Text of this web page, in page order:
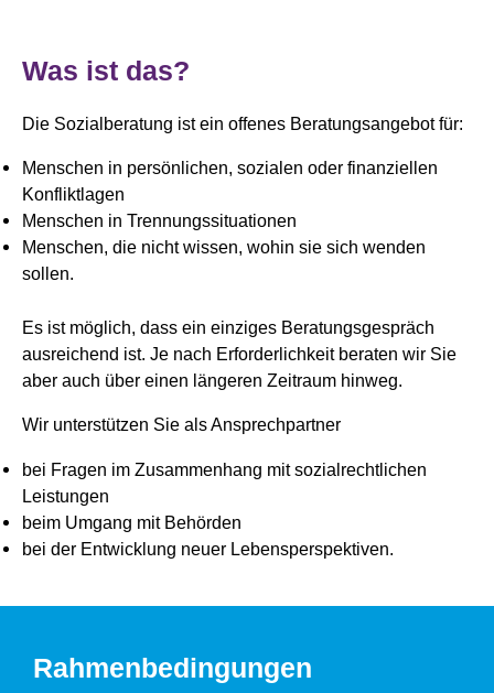
Was ist das?
Die Sozialberatung ist ein offenes Beratungsangebot für:
Menschen in persönlichen, sozialen oder finanziellen
Konfliktlagen
Menschen in Trennungssituationen
Menschen, die nicht wissen, wohin sie sich wenden
sollen.
Es ist möglich, dass ein einziges Beratungsgespräch
ausreichend ist. Je nach Erforderlichkeit beraten wir Sie
aber auch über einen längeren Zeitraum hinweg.
Wir unterstützen Sie als Ansprechpartner
bei Fragen im Zusammenhang mit sozialrechtlichen
Leistungen
beim Umgang mit Behörden
bei der Entwicklung neuer Lebensperspektiven.
Rahmenbedingungen